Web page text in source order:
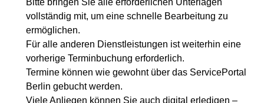
vollständig mit, um eine schnelle Bearbeitung zu
ermöglichen.
Für alle anderen Dienstleistungen ist weiterhin eine
vorherige Terminbuchung erforderlich.
Termine können wie gewohnt über das ServicePortal
Berlin gebucht werden.
Viele Anliegen können Sie auch digital erledigen –